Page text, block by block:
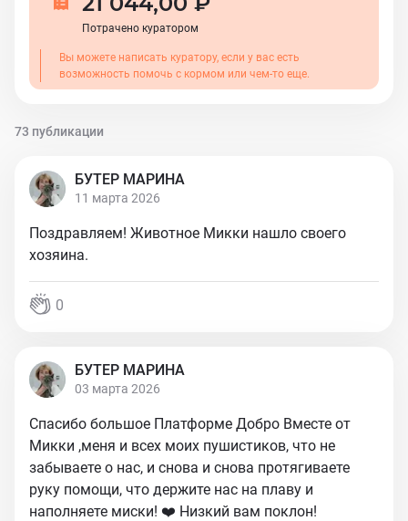
Потрачено куратором
Вы можете написать куратору, если у вас есть
возможность помочь с кормом или чем-то еще.
73 публикации
БУТЕР МАРИНА
11 марта 2026
Поздравляем! Животное Микки нашло своего
хозяина.
0
БУТЕР МАРИНА
03 марта 2026
Спасибо большое Платформе Добро Вместе от
Микки ,меня и всех моих пушистиков, что не
забываете о нас, и снова и снова протягиваете
руку помощи, что держите нас на плаву и
наполняете миски! ❤️ Низкий вам поклон!